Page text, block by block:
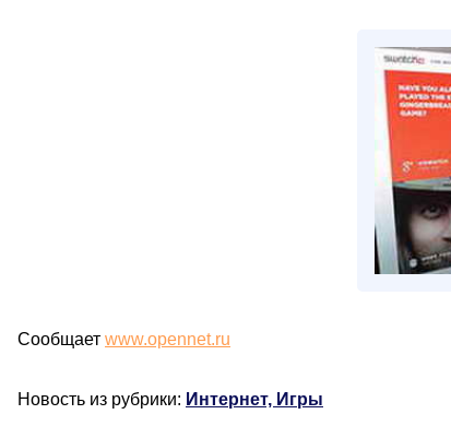
Сообщает www.opennet.ru
Новость из рубрики: Интернет, Игры